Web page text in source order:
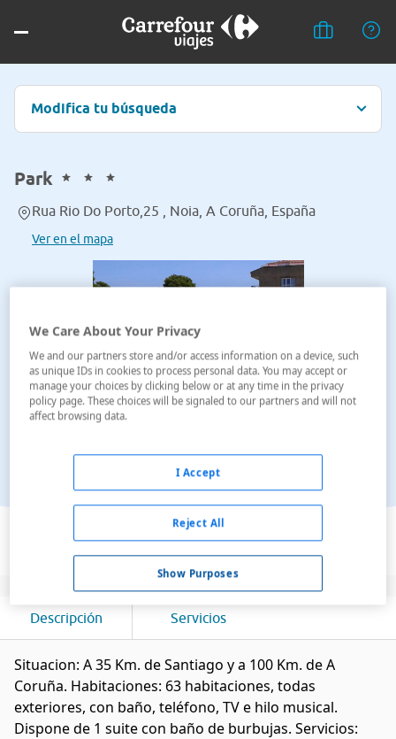
Modifica tu búsqueda
Park
Rua Rio Do Porto,25 , Noia, A Coruña, España
Ver en el mapa
Descripción Servicios
Situacion: A 35 Km. de Santiago y a 100 Km. de A
Coruña. Habitaciones: 63 habitaciones, todas
exteriores, con baño, teléfono, TV e hilo musical.
Dispone de 1 suite con baño de burbujas. Servicios:
We Care About Your Privacy
We and our partners store and/or access information on a device, such
as unique IDs in cookies to process personal data. You may accept or
manage your choices by clicking below or at any time in the privacy
policy page. These choices will be signaled to our partners and will not
affect browsing data.
Show Purposes
Reject All
I Accept